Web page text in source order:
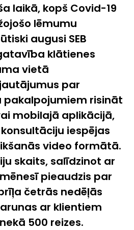
laikā, kopš Covid-19
lēmumu
augusi SEB
klātienes
vietā
par
pakalpojumiem risināt
mobilajā aplikācijā,
iespējas
video formātā.
skaits, salīdzinot ar
pieaudzis par
četrās nedēļās
ar klientiem
500 reizes.